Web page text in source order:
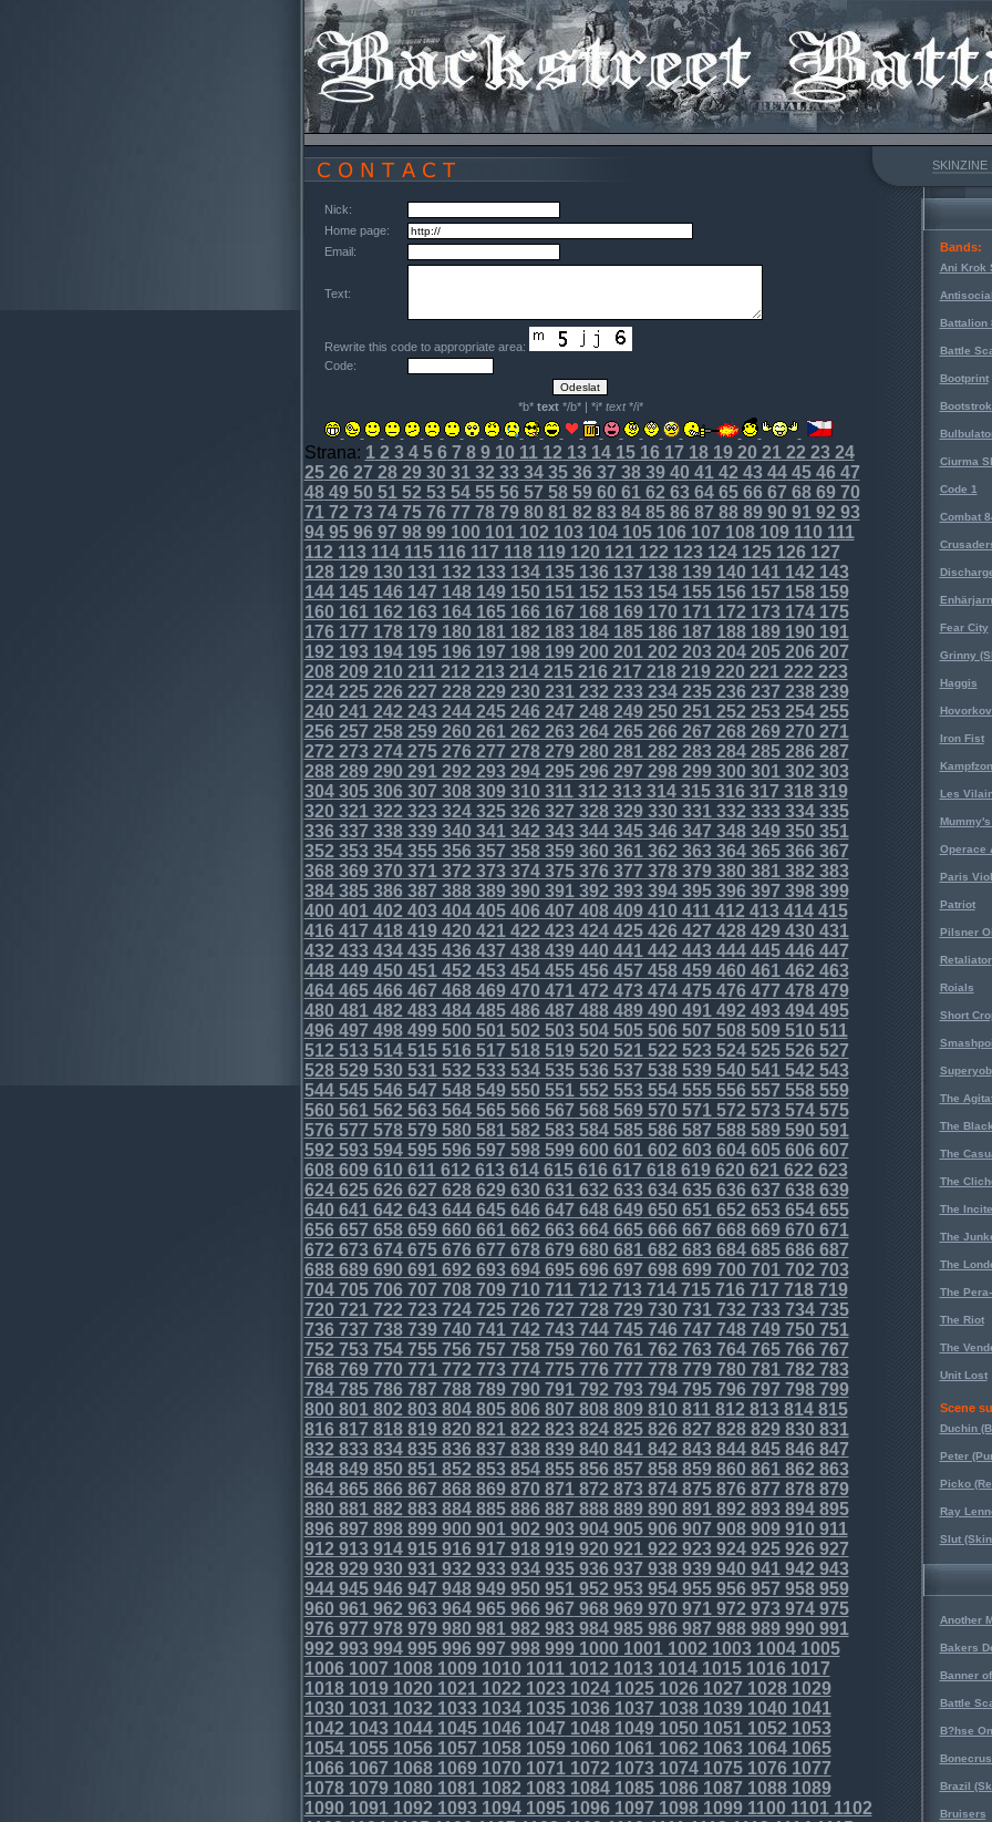
SKINZINE
Nick:
Home page:
Email:
Text:
Rewrite this code to appropriate area:
Code:
*b* text*/b* | *i* text*/i*
Strana: 12 34567 89101112 1314151617 1819202122 2324
252627 2829303132 3334353637 3839404142 4344454647
4849505152 5354555657 5859606162 6364656667 686970
7172 7374757677 7879808182 8384858687 8889909192 93
94959697 9899100101102 103104105106107 108109110111
112 113114115116117 118119120121122 123124125126127
128129130131132 133134135136137 138139140141142 143
144145146147 148149150151152 153154155156157 158159
160161162 163164165166167 168169170171172 173174175
176177 178179180181182 183184185186187 188189190191
192 193194195196197 198199200201202 203204205206207
208209210211212 213214215216217 218219220221222 223
224225226227 228229230231232 233234235236237 238239
240241242 243244245246247 248249250251252 253254255
256257 258259260261262 263264265266267 268269270271
272 273274275276277 278279280281282 283284285286287
288289290291292 293294295296297 298299300301302 303
304305306307 308309310311312 313314315316317 318319
320321322 323324325326327 328329330331332 333334335
336337 338339340341342 343344345346347 348349350351
352 353354355356357 358359360361362 363364365366367
368369370371372 373374375376377 378379380381382 383
384385386387 388389390391392 393394395396397 398399
400401402 403404405406407 408409410411412 413414415
416417 418419420421422 423424425426427 428429430431
432 433434435436437 438439440441442 443444445446447
448449450451452 453454455456457 458459460461462 463
464465466467 468469470471472 473474475476477 478479
480481482 483484485486487 488489490491492 493494495
496497 498499500501502 503504505506507 508509510511
512 513514515516517 518519520521522 523524525526527
528529530531532 533534535536537 538539540541542 543
544545546547 548549550551552 553554555556557 558559
560561562 563564565566567 568569570571572 573574575
576577 578579580581582 583584585586587 588589590591
592 593594595596597 598599600601602 603604605606607
608609610611612 613614615616617 618619620621622 623
624625626627 628629630631632 633634635636637 638639
640641642 643644645646647 648649650651652 653654655
656657 658659660661662 663664665666667 668669670671
672 673674675676677 678679680681682 683684685686687
688689690691692 693694695696697 698699700701702 703
704705706707 708709710711712 713714715716717 718719
720721722 723724725726727 728729730731732 733734735
736737 738739740741742 743744745746747 748749750751
752 753754755756757 758759760761762 763764765766767
768769770771772 773774775776777 778779780781782 783
784785786787 788789790791792 793794795796797 798799
800801802 803804805806807 808809810811812 813814815
816817 818819820821822 823824825826827 828829830831
832 833834835836837 838839840841842 843844845846847
848849850851852 853854855856857 858859860861862 863
864865866867 868869870871872 873874875876877 878879
880881882 883884885886887 888889890891892 893894895
896897 898899900901902 903904905906907 908909910911
912 913914915916917 918919920921922 923924925926927
928929930931932 933934935936937 938939940941942 943
944945946947 948949950951952 953954955956957 958959
960961962 963964965966967 968969970971972 973974975
976977 978979980981982 983984985986987 988989990991
992 993994995996997 998999100010011002 100310041005
10061007 10081009101010111012 10131014101510161017
10181019102010211022 10231024102510261027 10281029
103010311032 10331034103510361037 1038103910401041
1042 10431044104510461047 10481049105010511052 1053
1054105510561057 10581059106010611062 106310641065
10661067 10681069107010711072 10731074107510761077
10781079108010811082 10831084108510861087 10881089
109010911092 10931094109510961097 10981099110011011102
Bands:
Ani Krok
Battalion
Battle
Bootprint
Ciurma
Code 1
Combat
Fear City
Grinny
Haggis
Iron Fist
Les
Operace
Paris
Patriot
Pilsner
Retaliator
Roials
Short
Superyob
The
The
The
The
The
The
The
The
The Riot
The
Unit Lost
Scene
Duchin
Peter
Picko
Ray
Slut
Another
Bakers
Banner
Battle
B?hse
Brazil
Bruisers